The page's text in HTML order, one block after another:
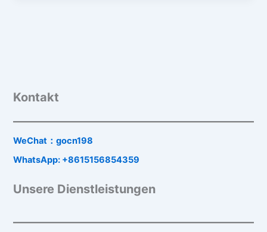
Kontakt
WeChat：gocn198
WhatsApp: +8615156854359
Unsere Dienstleistungen